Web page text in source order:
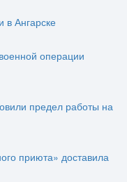
в Ангарске
операции
предел работы на
приюта» доставила